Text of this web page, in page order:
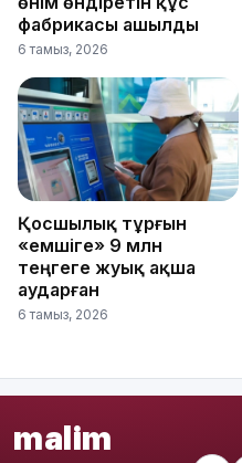
фабрикасы ашылды
6 тамыз, 2026
Қосшылық тұрғын
«емшіге» 9 млн
теңгеге жуық ақша
аударған
6 тамыз, 2026
malim